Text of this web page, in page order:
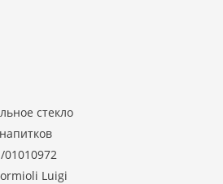
стекло
01010972
Luigi